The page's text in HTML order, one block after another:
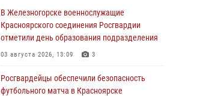
Сотрудники Росгвардии обеспечили
общественный порядок во время
проведения экстремального заплыва в
04 августа 2026, 08:36 1
В Железногорске военнослужащие
Красноярского соединения Росгвардии
отметили день образования подразделения
03 августа 2026, 13:09 3
Росгвардейцы обеспечили безопасность
футбольного матча в Красноярске